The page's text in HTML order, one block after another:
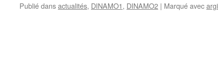
Publié dansactualités, DINAMO1, DINAMO2 | Marqué avec